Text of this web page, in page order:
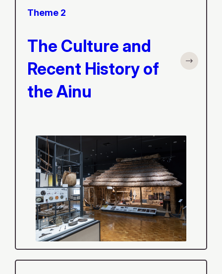
Theme 2
The Culture and
Recent History of
the Ainu